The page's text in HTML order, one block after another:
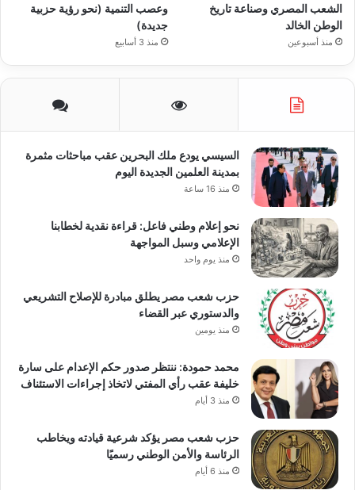
الشعب المصري وصناعة تاريخ
الوطن الخالد
منذ أسبوعين
وعصب التنمية (نحو رؤية حزبية
جديدة)
منذ 3 أسابيع
السيسي يودع ملك البحرين عقب مباحثات مثمرة
بمدينة العلمين الجديدة اليوم
منذ 16 ساعة
نحو إعلام وطني فاعل: قراءة نقدية لخطابنا
الإعلامي وسبل المواجهة
منذ يوم واحد
حزب شعب مصر يطلق مبادرة للإصلاح التشريعي
والدستوري عبر القضاء
منذ يومين
محمد حمودة: ننتظر صدور حكم الإعدام على سارة
خليفة عقب رأي المفتي لاتخاذ إجراءات الاستئناف
منذ 3 أيام
حزب شعب مصر يؤكد شرعية قيادته ويخاطب
الرئاسة والأمن الوطني رسميًا
منذ 6 أيام